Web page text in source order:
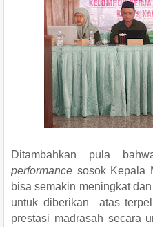
Ditambahkan pula
performance sosok Kepala
bisa semakin meningkat
untuk diberikan atas
prestasi madrasah secara